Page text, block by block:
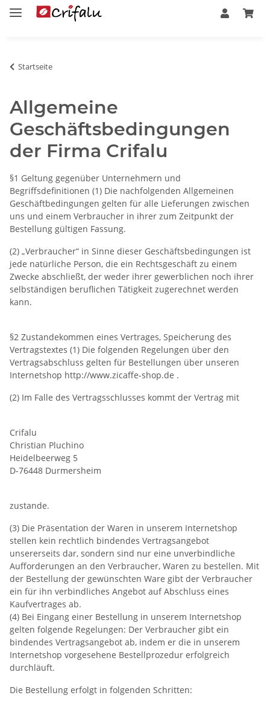
Startseite
Allgemeine
Geschäftsbedingungen
der Firma Crifalu
§1 Geltung gegenüber Unternehmern und
Begriffsdefinitionen (1) Die nachfolgenden Allgemeinen
Geschäftbedingungen gelten für alle Lieferungen zwischen
uns und einem Verbraucher in ihrer zum Zeitpunkt der
Bestellung gültigen Fassung.
(2) „Verbraucher“ in Sinne dieser Geschäftsbedingungen ist
jede natürliche Person, die ein Rechtsgeschäft zu einem
Zwecke abschließt, der weder ihrer gewerblichen noch ihrer
selbständigen beruflichen Tätigkeit zugerechnet werden
kann.
§2 Zustandekommen eines Vertrages, Speicherung des
Vertragstextes (1) Die folgenden Regelungen über den
Vertragsabschluss gelten für Bestellungen über unseren
Internetshop http://www.zicaffe-shop.de .
(2) Im Falle des Vertragsschlusses kommt der Vertrag mit
Crifalu
Christian Pluchino
Heidelbeerweg 5
D-76448 Durmersheim
zustande.
(3) Die Präsentation der Waren in unserem Internetshop
stellen kein rechtlich bindendes Vertragsangebot
unsererseits dar, sondern sind nur eine unverbindliche
Aufforderungen an den Verbraucher, Waren zu bestellen. Mit
der Bestellung der gewünschten Ware gibt der Verbraucher
ein für ihn verbindliches Angebot auf Abschluss eines
Kaufvertrages ab.
(4) Bei Eingang einer Bestellung in unserem Internetshop
gelten folgende Regelungen: Der Verbraucher gibt ein
bindendes Vertragsangebot ab, indem er die in unserem
Internetshop vorgesehene Bestellprozedur erfolgreich
durchläuft.
Die Bestellung erfolgt in folgenden Schritten: